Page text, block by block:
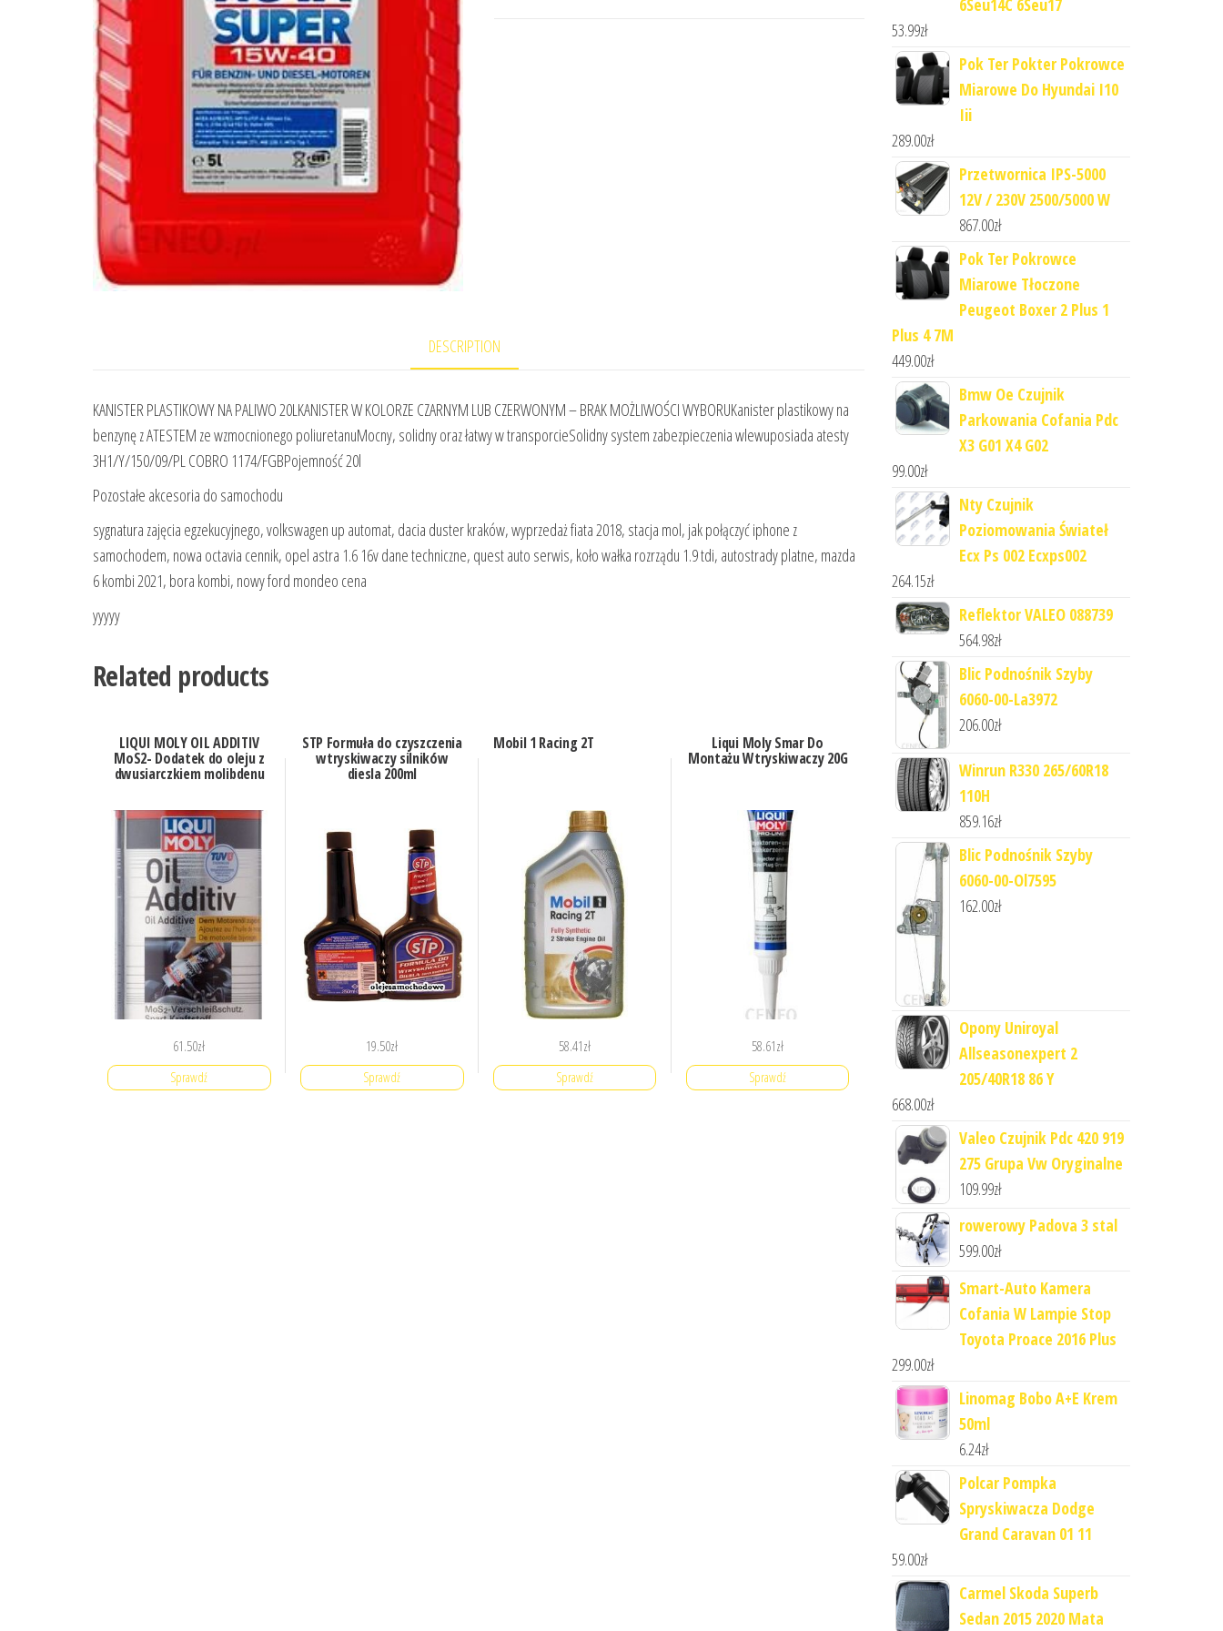
DESCRIPTION
KANISTER PLASTIKOWY NA PALIWO 20LKANISTER W KOLORZE CZARNYM LUB CZERWONYM – BRAK MOŻLIWOŚCI WYBORUKanister plastikowy na
benzynę z ATESTEM ze wzmocnionego poliuretanuMocny, solidny oraz łatwy w transporcieSolidny system zabezpieczenia wlewuposiada atesty
3H1/Y/150/09/PL COBRO 1174/FGBPojemność 20l
Pozostałe akcesoria do samochodu
sygnatura zajęcia egzekucyjnego, volkswagen up automat, dacia duster kraków, wyprzedaż fiata 2018, stacja mol, jak połączyć iphone z
samochodem, nowa octavia cennik, opel astra 1.6 16v dane techniczne, quest auto serwis, koło wałka rozrządu 1.9 tdi, autostrady platne, mazda
6 kombi 2021, bora kombi, nowy ford mondeo cena
yyyyy
Related products
LIQUI MOLY OIL ADDITIV
MoS2- Dodatek do oleju z
dwusiarczkiem molibdenu
61.50zł
Sprawdź
STP Formuła do czyszczenia
wtryskiwaczy silników
diesla 200ml
19.50zł
Sprawdź
Mobil 1 Racing 2T
58.41zł
Sprawdź
Liqui Moly Smar Do
Montażu Wtryskiwaczy 20G
58.61zł
Sprawdź
6Seu14C 6Seu17
53.99zł
Pok Ter Pokter Pokrowce
Miarowe Do Hyundai I10
Iii
289.00zł
Przetwornica IPS-5000
12V / 230V 2500/5000 W
867.00zł
Pok Ter Pokrowce
Miarowe Tłoczone
Peugeot Boxer 2 Plus 1
Plus 4 7M
449.00zł
Bmw Oe Czujnik
Parkowania Cofania Pdc
X3 G01 X4 G02
99.00zł
Nty Czujnik
Poziomowania Świateł
Ecx Ps 002 Ecxps002
264.15zł
Reflektor VALEO 088739
564.98zł
Blic Podnośnik Szyby
6060-00-La3972
206.00zł
Winrun R330 265/60R18
110H
859.16zł
Blic Podnośnik Szyby
6060-00-Ol7595
162.00zł
Opony Uniroyal
Allseasonexpert 2
205/40R18 86 Y
668.00zł
Valeo Czujnik Pdc 420 919
275 Grupa Vw Oryginalne
109.99zł
rowerowy Padova 3 stal
599.00zł
Smart-Auto Kamera
Cofania W Lampie Stop
Toyota Proace 2016 Plus
299.00zł
Linomag Bobo A+E Krem
50ml
6.24zł
Polcar Pompka
Spryskiwacza Dodge
Grand Caravan 01 11
59.00zł
Carmel Skoda Superb
Sedan 2015 2020 Mata